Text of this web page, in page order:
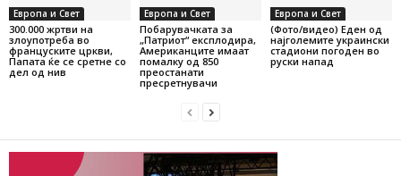
Европа и Свет
300.000 жртви на
злоупотреба во
француските цркви,
Папата ќе се сретне со
дел од нив
Европа и Свет
Побарувачката за
„Патриот“ експлодира,
Американците имаат
помалку од 850
преостанати
пресретнувачи
Европа и Свет
(Фото/видео) Еден од
најголемите украински
стадиони погоден во
руски напад